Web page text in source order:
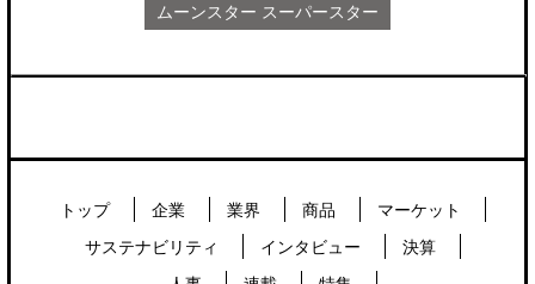
ムーンスター スーパースター
トップ 企業 業界 商品
マーケット
サステナビリティ
インタビュー
決算